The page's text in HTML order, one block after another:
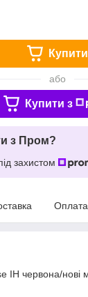
Купити
або
Купити з
з Пром?
захистом
Оплата
IH червона/нові